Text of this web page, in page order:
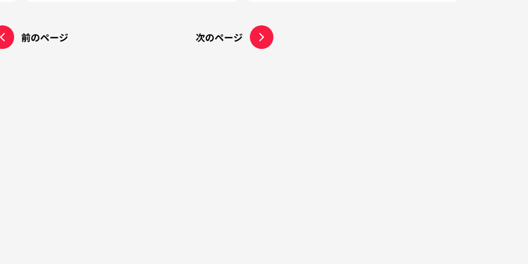
前のページ 次のページ